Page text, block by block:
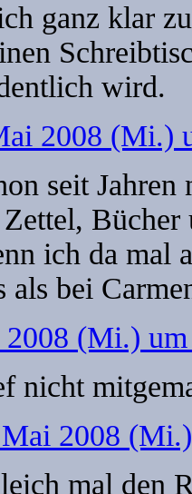
ganz klar
wird.
2008 (Mi.)
seit
ich da mal
als bei
(Mi.)
nicht
2008
mal den